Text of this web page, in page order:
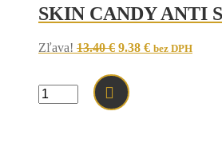
SKIN CANDY ANTI
Zľava! 13.40€ Original
was:
13.40 €.
9.38 €Current
bez DPH
množstvo
SKIN